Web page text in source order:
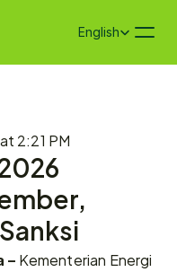
Select Language
English
2:21 PM
– Kementerian Energi